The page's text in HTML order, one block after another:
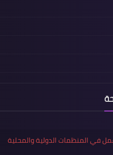
في المنظمات الدولية والمحلية